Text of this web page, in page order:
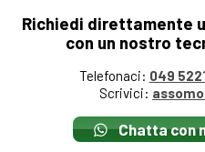
Richiedi direttamente
con un nostro
Telefonaci: 049
Scrivici:
Chatta con